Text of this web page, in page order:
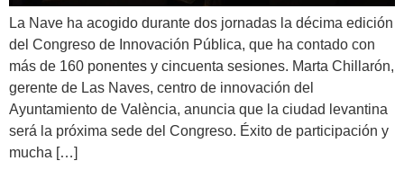
La Nave ha acogido durante dos jornadas la décima edición
del Congreso de Innovación Pública, que ha contado con
más de 160 ponentes y cincuenta sesiones. Marta Chillarón,
gerente de Las Naves, centro de innovación del
Ayuntamiento de València, anuncia que la ciudad levantina
será la próxima sede del Congreso. Éxito de participación y
mucha […]